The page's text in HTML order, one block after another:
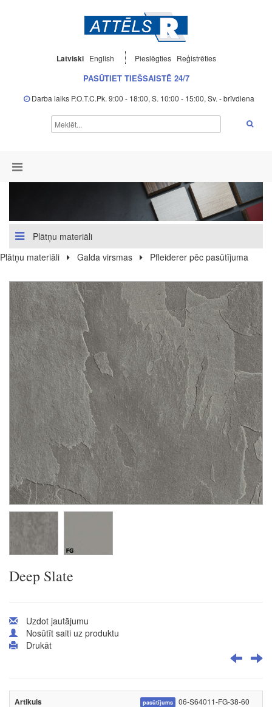
Latviski English Pieslēgties Reģistrēties
PASŪTIET TIEŠSAISTĒ 24/7
Darba laiks P.O.T.C.Pk. 9:00 - 18:00, S. 10:00 - 15:00, Sv. - brīvdiena
Plātņu materiāli
Plātņu materiāli
Galda virsmas Pfleiderer pēc pasūtījuma
Deep Slate
Uzdot jautājumu
Nosūtīt saiti uz produktu
Drukāt
pasūtījums 06-S64011-FG-38-60